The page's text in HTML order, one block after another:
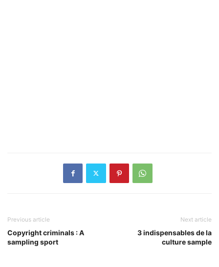
Previous article
Copyright criminals : A
sampling sport
Next article
3 indispensables de la
culture sample